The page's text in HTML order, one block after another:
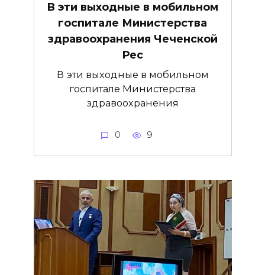
В эти выходные в мобильном
госпитале Министерства
здравоохранения Чеченской
Рес
В эти выходные в мобильном
госпитале Министерства
здравоохранения
0 9